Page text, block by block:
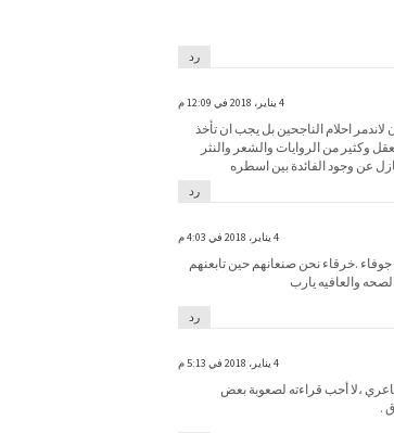
رد
4 يناير، 2018 في 12:09 م
احلام الناجحين بل يجب ان تأخذ
وكثير من الروايات والشعر والنثر
عن وجود الفائدة بين اسطره
رد
4 يناير، 2018 في 4:03 م
.خرقاء نحن صنعانهم حين تابعنهم
والعافيه يارب
رد
4 يناير، 2018 في 5:13 م
،لا أحب قراءته لصعوبة بعض
.